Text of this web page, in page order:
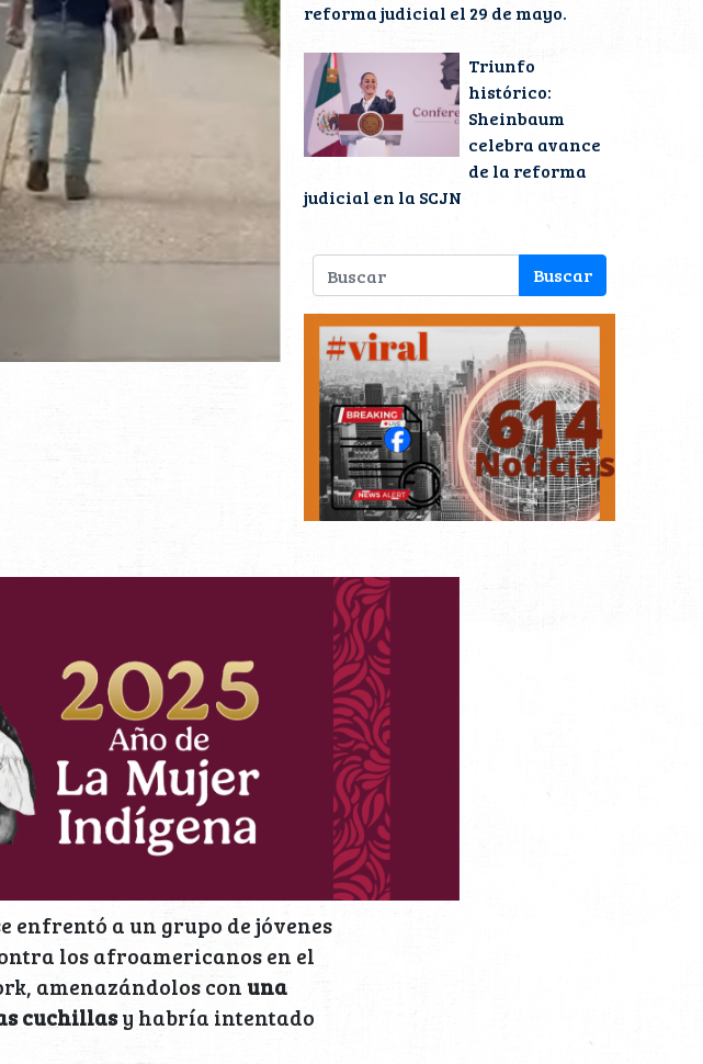
reforma judicial el 29 de mayo.
Triunfo
histórico:
Sheinbaum
celebra avance
de la reforma
judicial en la SCJN
enfrentó a un grupo de jóvenes
los afroamericanos en el
amenazándolos con una
cuchillasy habría intentado